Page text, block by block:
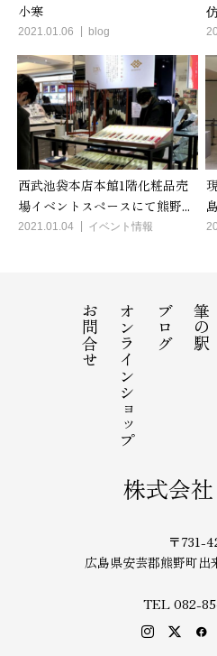
小寒
2021.01.06 blog
西武池袋本店本館1階化粧品売
場イベントスペースにて熊野...
2021.01.04 イベント情報
筆の駅
ブログ
オンラインショップ
お問合せ
株式会
〒731-
広島県安芸郡熊野町出
TEL 082-